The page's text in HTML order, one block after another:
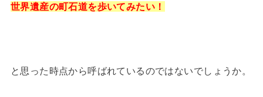
世界遺産の町石道を歩いてみたい！
と思った時点から呼ばれているのではないでしょうか。